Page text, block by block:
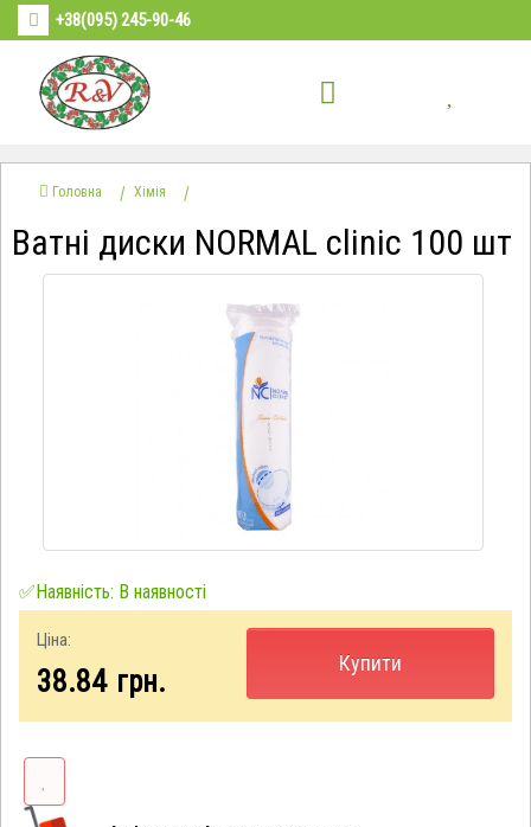
+38(095) 245-90-46
Головна Хімія
Ватні диски NORMAL clinic 100 шт
✅Наявність: В наявності
Ціна:
38.84 грн.
Купити